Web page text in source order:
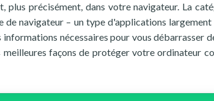
plus précisément, dans votre navigateur. La
de navigateur – un type d'applications
nécessaires pour vous débarrasser
meilleures façons de protéger votre ordinateur